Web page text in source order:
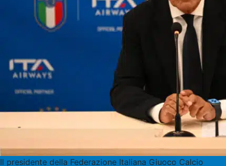
Il presidente della Federazione Italiana Giuoco Calcio